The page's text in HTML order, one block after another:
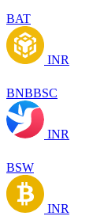
BAT
INR
BNBBSC
INR
BSW
INR